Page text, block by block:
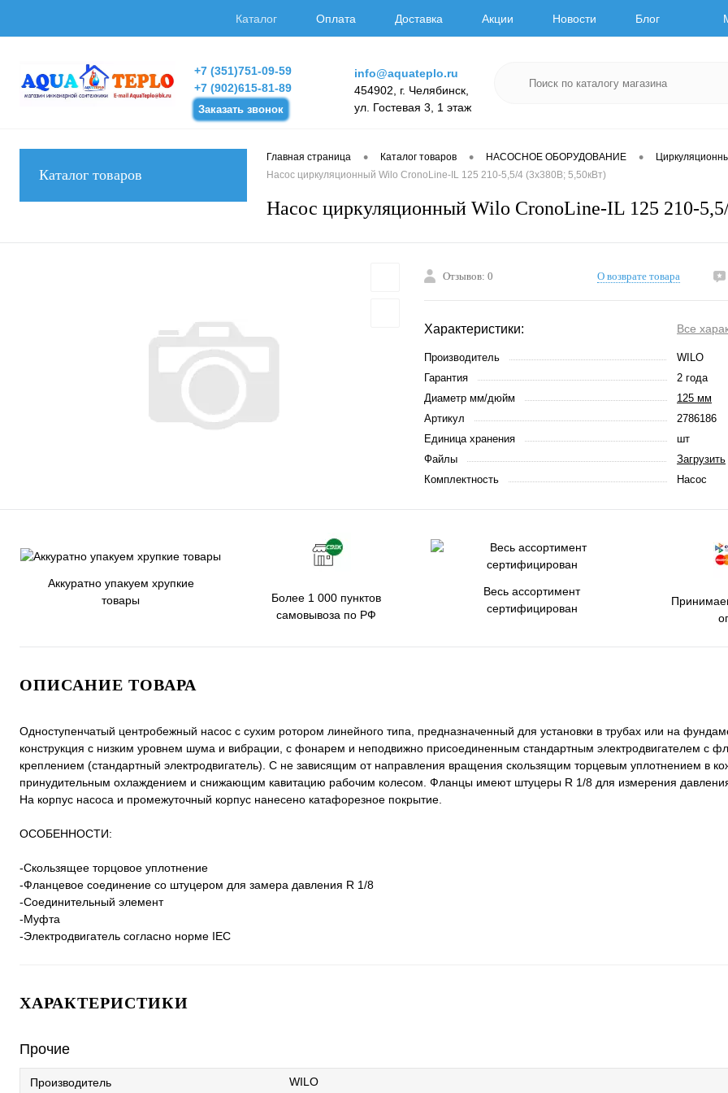
Каталог Оплата Доставка Акции Новости Блог
+7 (351)751-09-59
+7 (902)615-81-89
Заказать звонок
info@aquateplo.ru
454902, г. Челябинск,
ул. Гостевая 3, 1 этаж
Каталог товаров
Главная страница • Каталог товаров • НАСОСНОЕ ОБОРУДОВАНИЕ •
Насос циркуляционный Wilo CronoLine-IL 125 210-5,5/4 (3х380В; 5,50кВт)
Насос циркуляционный Wilo CronoLine-IL 125 210-
Отзывов: 0 О возврате товара
Характеристики: Все
Производитель
WILO
Гарантия
2 года
Диаметр мм/дюйм
125 мм
Артикул
2786186
Единица хранения
шт
Файлы
Загрузить
Комплектность
Насос
Аккуратно упакуем хрупкие
товары
Более 1 000 пунктов
самовывоза по РФ
Весь ассортимент
сертифицирован
ОПИСАНИЕ ТОВАРА
Одноступенчатый центробежный насос с сухим ротором линейного типа, предназначенный для установки в трубах или на
конструкция с низким уровнем шума и вибрации, с фонарем и неподвижно присоединенным стандартным электродвигателем с
креплением (стандартный электродвигатель). С не зависящим от направления вращения скользящим торцевым уплотнением в
принудительным охлаждением и снижающим кавитацию рабочим колесом. Фланцы имеют штуцеры R 1/8 для измерения
На корпус насоса и промежуточный корпус нанесено катафорезное покрытие.
ОСОБЕННОСТИ:
-Скользящее торцовое уплотнение
-Фланцевое соединение со штуцером для замера давления R 1/8
-Соединительный элемент
-Муфта
-Электродвигатель согласно норме IEC
ХАРАКТЕРИСТИКИ
Прочие
Производитель WILO